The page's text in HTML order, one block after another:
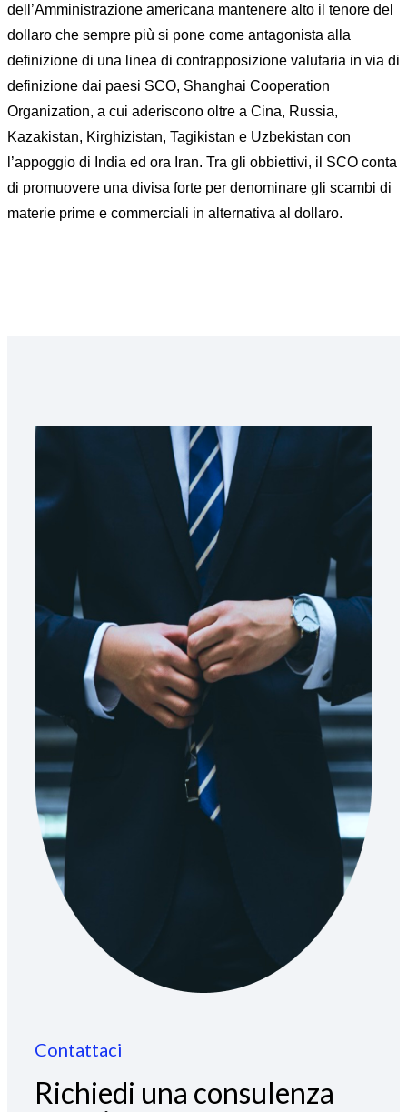
dell’Amministrazione americana mantenere alto il tenore del
dollaro che sempre più si pone come antagonista alla
definizione di una linea di contrapposizione valutaria in via di
definizione dai paesi SCO, Shanghai Cooperation
Organization, a cui aderiscono oltre a Cina, Russia,
Kazakistan, Kirghizistan, Tagikistan e Uzbekistan con
l’appoggio di India ed ora Iran. Tra gli obbiettivi, il SCO conta
di promuovere una divisa forte per denominare gli scambi di
materie prime e commerciali in alternativa al dollaro.
Contattaci
Richiedi una consulenza